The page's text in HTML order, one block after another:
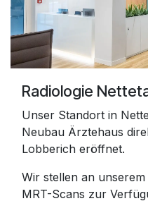
Radiologie
Unser Standort in
Neubau Ärztehaus
Lobberich eröffnet.
Wir stellen an
MRT-Scans zur